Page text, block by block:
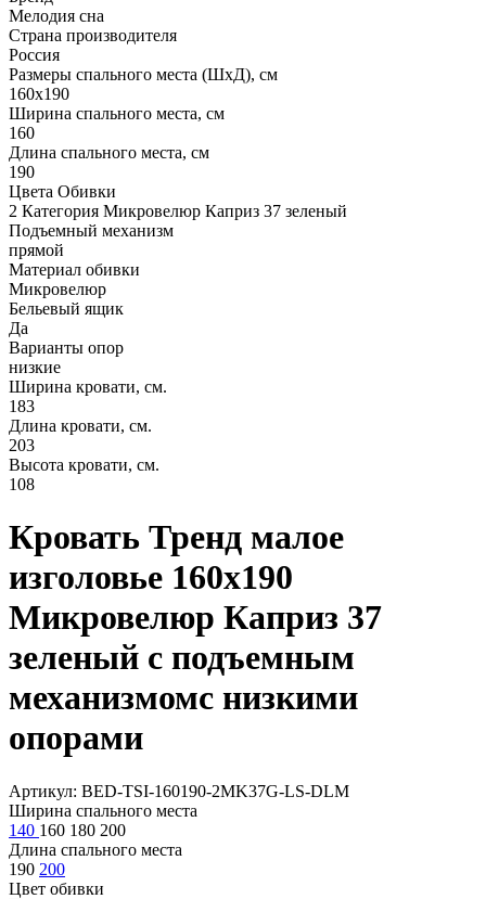
Мелодия сна
Страна производителя
Россия
Размеры спального места (ШхД), см
160х190
Ширина спального места, см
160
Длина спального места, см
190
Цвета Обивки
2 Категория Микровелюр Каприз 37 зеленый
Подъемный механизм
прямой
Материал обивки
Микровелюр
Бельевый ящик
Да
Варианты опор
низкие
Ширина кровати, см.
183
Длина кровати, см.
203
Высота кровати, см.
108
Кровать Тренд малое
изголовье 160х190
Микровелюр Каприз 37
зеленый с подъемным
механизмомс низкими
опорами
Артикул: BED-TSI-160190-2MK37G-LS-DLM
Ширина спального места
140 160 180 200
Длина спального места
190 200
Цвет обивки